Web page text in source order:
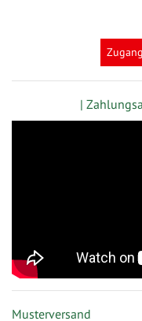
|
Musterversand